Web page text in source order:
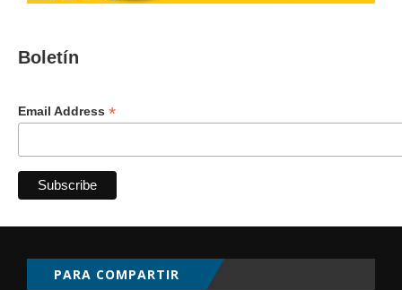
Boletín
Email Address *
PARA COMPARTIR